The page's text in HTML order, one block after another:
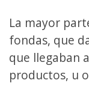
La mayor
fondas, que
que llegaban
productos, u